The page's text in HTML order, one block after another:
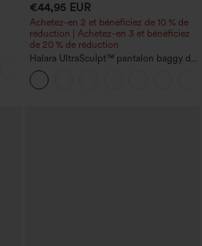
€44,95 EUR
Achetez-en 2 et bénéficiez de 10 % de
réduction | Achetez-en 3 et bénéficiez
de 20 % de réduction
Halara UltraSculpt™ pantalon baggy de
yoga taille haute à effet gainant pour le
ventre, à rayures color block, avec
poches